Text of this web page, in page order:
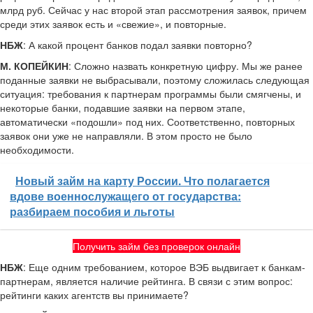
млрд руб. Сейчас у нас второй этап рассмотрения заявок, причем
среди этих заявок есть и «свежие», и повторные.
НБЖ: А какой процент банков подал заявки повторно?
М. КОПЕЙКИН: Сложно назвать конкретную цифру. Мы же ранее
поданные заявки не выбрасывали, поэтому сложилась следующая
ситуация: требования к партнерам программы были смягчены, и
некоторые банки, подавшие заявки на первом этапе,
автоматически «подошли» под них. Соответственно, повторных
заявок они уже не направляли. В этом просто не было
необходимости.
Новый займ на карту России. Что полагается
вдове военнослужащего от государства:
разбираем пособия и льготы
Получить займ без проверок онлайн
НБЖ: Еще одним требованием, которое ВЭБ выдвигает к банкам-
партнерам, является наличие рейтинга. В связи с этим вопрос:
рейтинги каких агентств вы принимаете?